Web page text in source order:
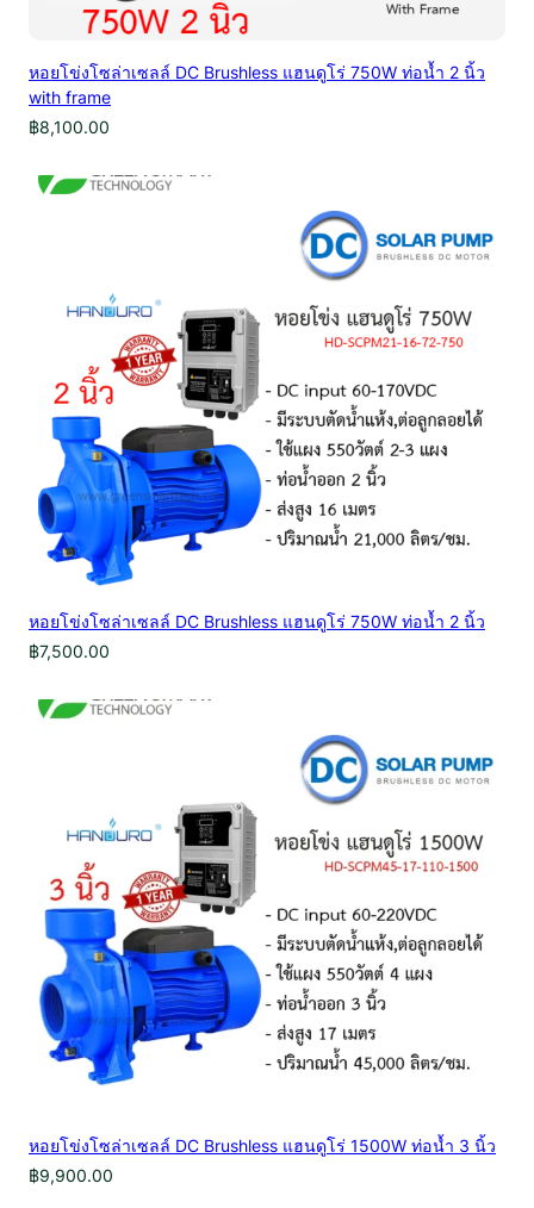
หอยโข่งโซล่าเซลล์ DC Brushless แฮนดูโร่ 750W ท่อน้ำ 2 นิ้ว
with frame
฿8,100.00
หอยโข่งโซล่าเซลล์ DC Brushless แฮนดูโร่ 750W ท่อน้ำ 2 นิ้ว
฿7,500.00
หอยโข่งโซล่าเซลล์ DC Brushless แฮนดูโร่ 1500W ท่อน้ำ 3 นิ้ว
฿9,900.00